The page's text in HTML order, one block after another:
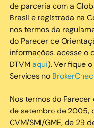
de parceria com a
Brasil e registrada na
nos termos da
do Parecer de
informações, acesse o
DTVMaqui). Verifique
Services no
Nos termos do Parecer
de setembro de 2005,
CVM/SMI/GME, de 29